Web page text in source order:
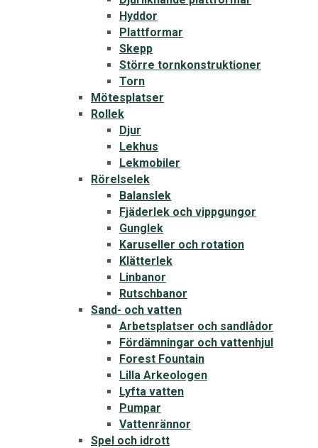
Hyddor
Plattformar
Skepp
Större tornkonstruktioner
Torn
Mötesplatser
Rollek
Djur
Lekhus
Lekmobiler
Rörelselek
Balanslek
Fjäderlek och vippgungor
Gunglek
Karuseller och rotation
Klätterlek
Linbanor
Rutschbanor
Sand- och vatten
Arbetsplatser och sandlådor
Fördämningar och vattenhjul
Forest Fountain
Lilla Arkeologen
Lyfta vatten
Pumpar
Vattenrännor
Spel och idrott